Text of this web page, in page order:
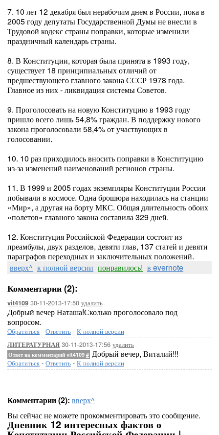
7. 10 лет 12 декабря был нерабочим днем в России, пока в
2005 году депутаты Государственной Думы не внесли в
Трудовой кодекс страны поправки, которые изменили
праздничный календарь страны.
8. В Конституции, которая была принята в 1993 году,
существует 18 принципиальных отличий от
предшествующего главного закона СССР 1978 года.
Главное из них - ликвидация системы Советов.
9. Проголосовать на новую Конституцию в 1993 году
пришло всего лишь 54,8% граждан. В поддержку нового
закона проголосовали 58,4% от участвующих в
голосовании.
10. 10 раз приходилось вносить поправки в Конституцию
из-за изменений наименований регионов страны.
11. В 1999 и 2005 годах экземпляры Конституции России
побывали в космосе. Одна брошюра находилась на станции
«Мир», а другая на борту МКС. Общая длительность обоих
«полетов» главного закона составила 329 дней.
12. Конституция Российской Федерации состоит из
преамбулы, двух разделов, девяти глав, 137 статей и девяти
параграфов переходных и заключительных положений.
вверх^ к полной версии понравилось! в evernote
Комментарии (2):
vit4109 30-11-2013-17:50 удалить
Добрый вечер Наташа!Сколько проголосовало под
вопросом.
Обратиться - Ответить - К полной версии
ЛИТЕРАТУРНАЯ 30-11-2013-17:56 удалить
Ответ на комментарий vit4109 # Добрый вечер, Виталий!!!
Обратиться - Ответить - К полной версии
Комментарии (2): вверх^
Вы сейчас не можете прокомментировать это сообщение.
Дневник 12 интересных фактов о